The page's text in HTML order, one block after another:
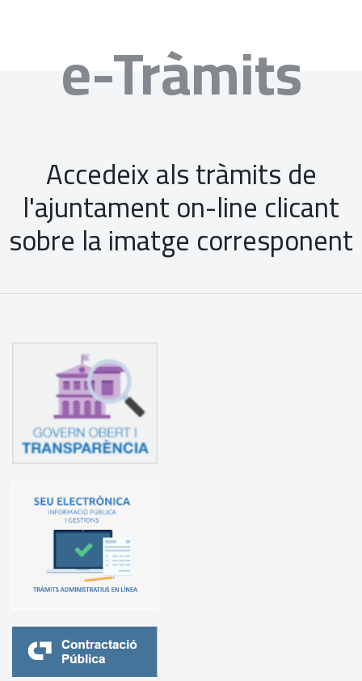
e-Tràmits
Accedeix als tràmits de
l'ajuntament on-line clicant
sobre la imatge corresponent